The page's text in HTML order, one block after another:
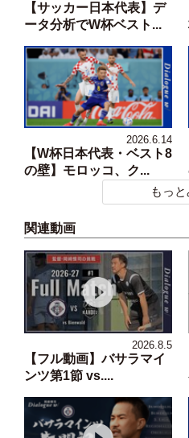
【サッカー日本代表】デ
ータ分析でW杯ベスト...
2026.6.14
【W杯日本代表・ベスト8
の壁】モロッコ、ク...
もっと
関連動画
2026.8.5
【フル動画】バサラマイ
ンツ第1節 vs....